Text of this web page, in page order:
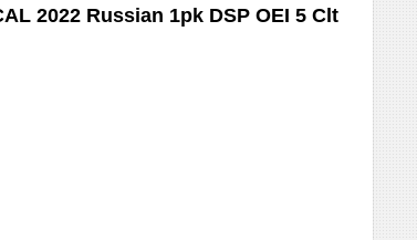
2022 Russian 1pk DSP OEI 5 Clt